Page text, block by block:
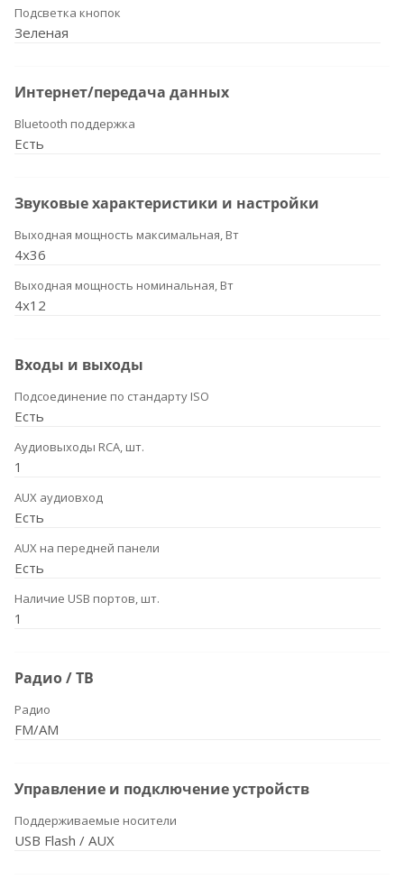
Подсветка кнопок
Зеленая
Интернет/передача данных
Bluetooth поддержка
Есть
Звуковые характеристики и настройки
Выходная мощность максимальная, Вт
4x36
Выходная мощность номинальная, Вт
4x12
Входы и выходы
Подсоединение по стандарту ISO
Есть
Аудиовыходы RCA, шт.
1
AUX аудиовход
Есть
AUX на передней панели
Есть
Наличие USB портов, шт.
1
Радио / ТВ
Радио
FM/AM
Управление и подключение устройств
Поддерживаемые носители
USB Flash / AUX